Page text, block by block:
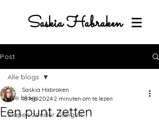
Saskia Habraken
Post
Alle blogs
Slapen zonder slangen
Alle blogs
Een punt zetten
Saskia Habraken
18 feb 2024 2 minuten om te lezen